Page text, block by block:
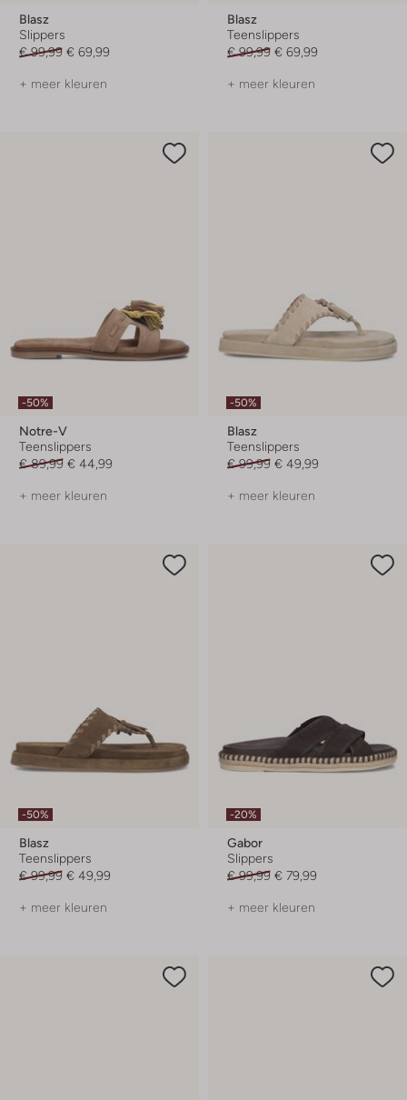
Blasz
Slippers
€ 99,99 € 69,99
+ meer kleuren
Blasz
Teenslippers
€ 99,99 € 69,99
+ meer kleuren
-50%
Notre-V
Teenslippers
€ 89,99 € 44,99
+ meer kleuren
-50%
Blasz
Teenslippers
€ 99,99 € 49,99
+ meer kleuren
-50%
Blasz
Teenslippers
€ 99,99 € 49,99
+ meer kleuren
-20%
Gabor
Slippers
€ 99,99 € 79,99
+ meer kleuren